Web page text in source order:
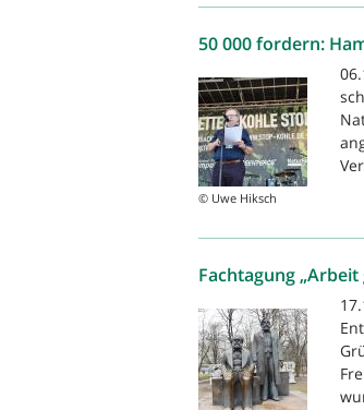
50 000 fordern:
© Uwe Hiksch
Fachtagung